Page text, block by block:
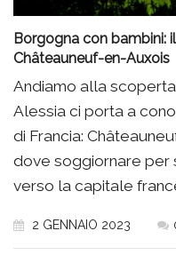
Borgogna con bambini:
Châteauneuf-en-Auxois
Andiamo alla
Alessia ci porta a
di Francia:
dove soggiornare per
verso la capitale
2 GENNAIO 2023